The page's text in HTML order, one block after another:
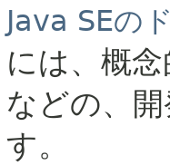
Java SEの
には、概
などの、
す。